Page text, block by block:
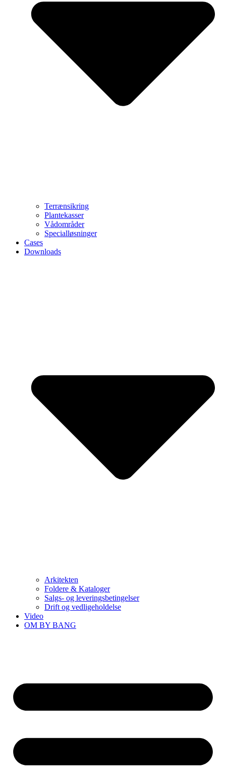
Terrænsikring
Plantekasser
Vådområder
Specialløsninger
Cases
Downloads
Arkitekten
Foldere & Kataloger
Salgs- og leveringsbetingelser
Drift og vedligeholdelse
Video
OM BY BANG